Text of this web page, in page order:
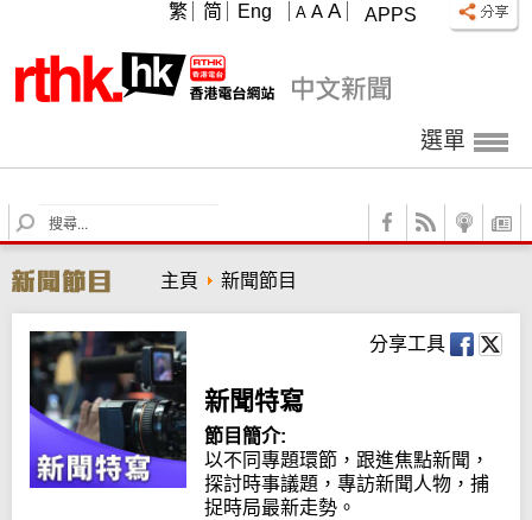
APPS
A A A
繁 简 Eng
選單
S
e
r
c
h
主頁 新聞節目
分享工具
新聞特寫
節目簡介:
以不同專題環節，跟進焦點新聞，
探討時事議題，專訪新聞人物，捕
捉時局最新走勢。